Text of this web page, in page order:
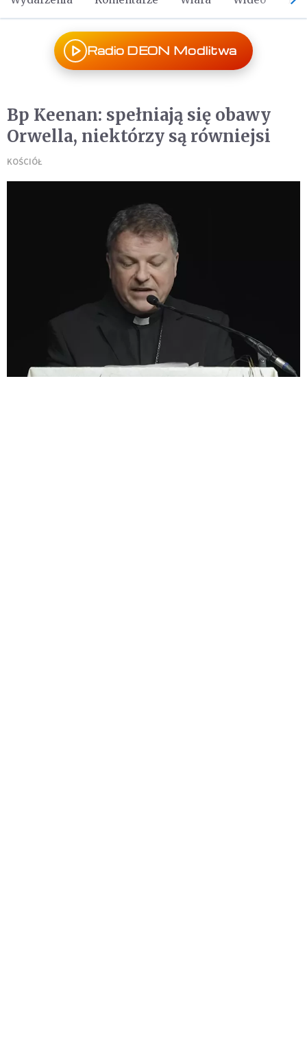
Radio DEON Modlitwa
Bp Keenan: spełniają się obawy
Orwella, niektórzy są równiejsi
KOŚCIÓŁ